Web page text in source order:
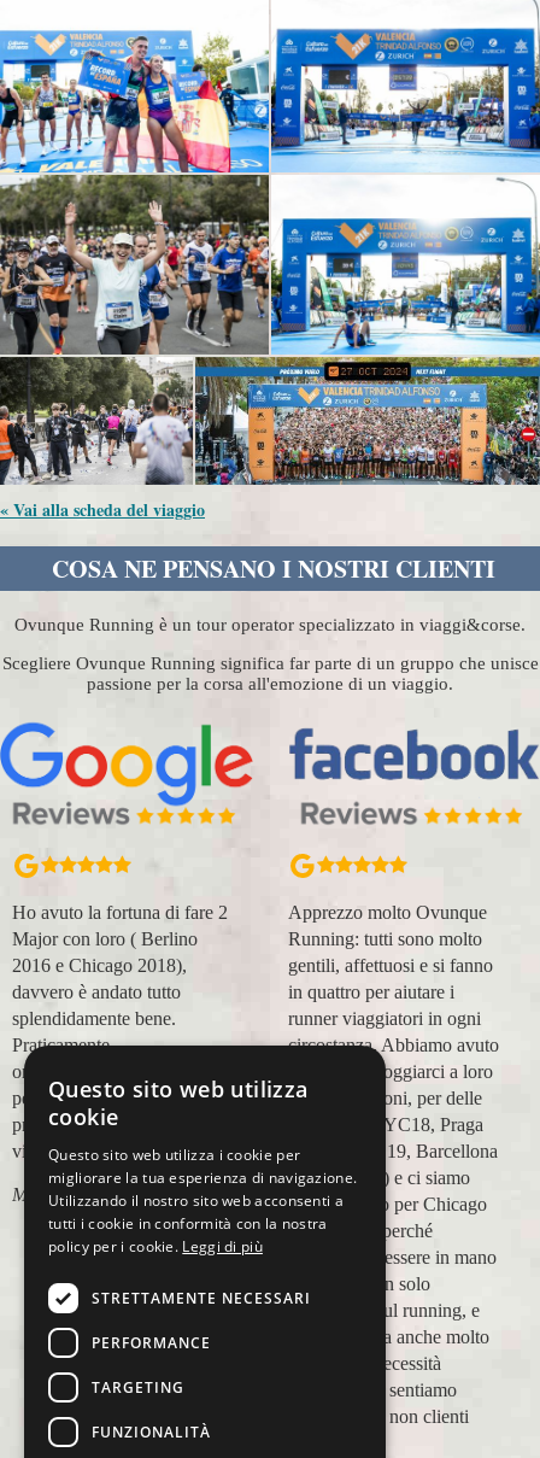
« Vai alla scheda del viaggio
COSA NE PENSANO I NOSTRI CLIENTI
Ovunque Running è un tour operator specializzato in viaggi&corse.
Scegliere Ovunque Running significa far parte di un gruppo che unisce
passione per la corsa all'emozione di un viaggio.
Ho avuto la fortuna di fare 2
Major con loro ( Berlino
2016 e Chicago 2018),
davvero è andato tutto
splendidamente bene.
Praticamente
organizzazione
perfetta,dalla
prenotazione,mesi prima,al
viaggio.
Marco Ceseri
Apprezzo molto Ovunque
Running: tutti sono molto
gentili, affettuosi e si fanno
in quattro per aiutare i
runner viaggiatori in ogni
circostanza. Abbiamo avuto
modo di appoggiarci a loro
in più occasioni, per delle
maratone (NYC18, Praga
19, Valencia 19, Barcellona
21, NYC 22) e ci siamo
affidati a loro per Chicago
23 (ottobre) perché
sappiamo di essere in mano
a persone non solo
competenti sul running, e
sulle città, ma anche molto
attente alle necessità
personali. Ci sentiamo
ospiti, amici, non clienti
Questo sito web utilizza
cookie
Questo sito web utilizza i cookie per
migliorare la tua esperienza di navigazione.
Utilizzando il nostro sito web acconsenti a
tutti i cookie in conformità con la nostra
policy per i cookie. Leggi di più
STRETTAMENTE NECESSARI
PERFORMANCE
TARGETING
FUNZIONALITÀ